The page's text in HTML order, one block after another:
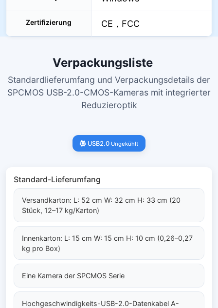
Zertifizierung CE，FCC
Verpackungsliste
Standardlieferumfang und Verpackungsdetails der
SPCMOS USB-2.0-CMOS-Kameras mit integrierter
Reduzieroptik
USB2.0 Ungekühlt
Standard-Lieferumfang
Versandkarton: L: 52 cm W: 32 cm H: 33 cm (20
Stück, 12–17 kg/Karton)
Innenkarton: L: 15 cm W: 15 cm H: 10 cm (0,26–0,27
kg pro Box)
Eine Kamera der SPCMOS Serie
Hochgeschwindigkeits-USB-2.0-Datenkabel A-